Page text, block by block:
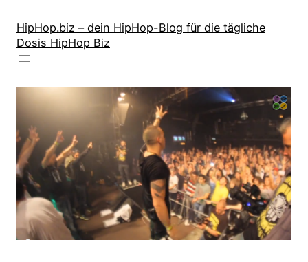
Inhalt
springen
HipHop.biz – dein HipHop-Blog für die tägliche
Dosis HipHop Biz